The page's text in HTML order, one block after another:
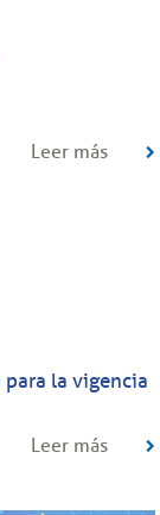
Leer más
la vigencia
Leer más